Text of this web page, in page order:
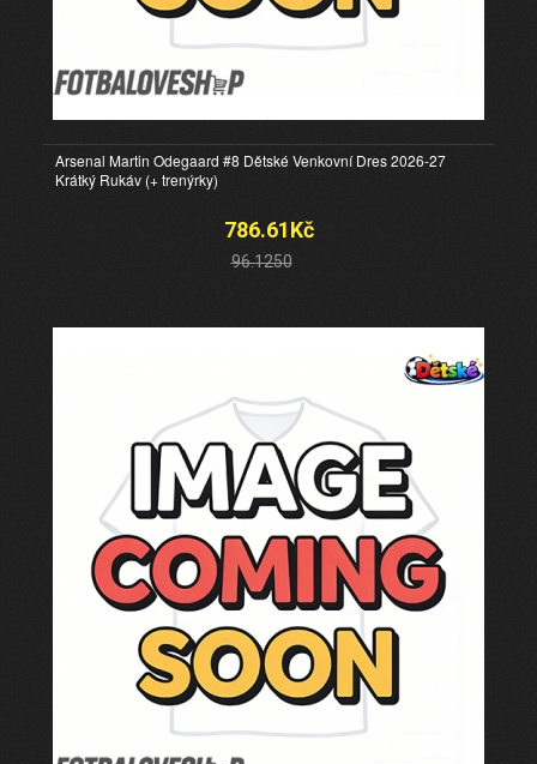
Arsenal Martin Odegaard #8 Dětské Venkovní Dres 2026-27
Krátký Rukáv (+ trenýrky)
786.61Kč
96.1250